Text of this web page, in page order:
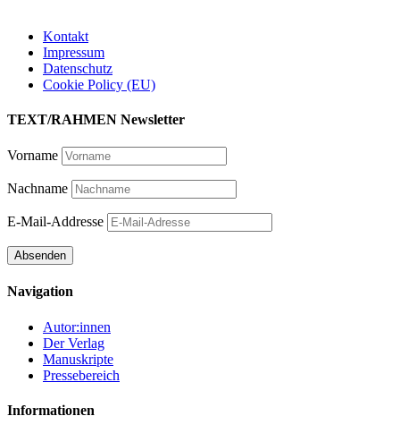
Kontakt
Impressum
Datenschutz
Cookie Policy (EU)
TEXT/RAHMEN Newsletter
Vorname
Nachname
E-Mail-Addresse
Navigation
Autor:innen
Der Verlag
Manuskripte
Pressebereich
Informationen